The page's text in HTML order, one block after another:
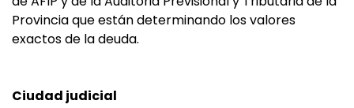
Provincia que están determinando los valores
exactos de la deuda.
Ciudad judicial